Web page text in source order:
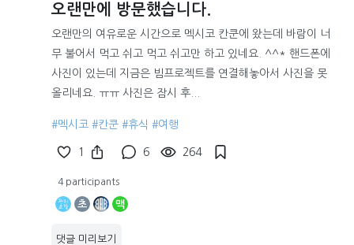
오랜만에 방문했습니다.
오랜만의 여유로운 시간으로 멕시코 칸쿤에 왔는데 바람이 너
무 불어서 먹고 쉬고 먹고 쉬고만 하고 있네요. ^^* 핸드폰에
사진이 있는데 지금은 빔프로젝트를 연결해놓아서 사진을 못
올리네요. ㅠㅠ 사진은 잠시 후...
#멕시코 #칸쿤 #휴식 #여행
1 6 264
4 participants
초 맥
댓글 미리보기